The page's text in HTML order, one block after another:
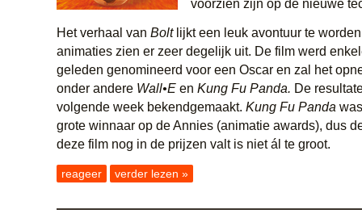
voorzien zijn op de nieuwe
Het verhaal van Boltlijkt een leuk avontuur te
animaties zien er zeer degelijk uit. De film werd
geleden genomineerd voor een Oscar en zal het
onder andere Wall•E en Kung Fu Panda. De
volgende week bekendgemaakt. Kung Fu Panda
grote winnaar op de Annies (animatie awards), dus
deze film nog in de prijzen valt is niet ál te groot.
reageer verder lezen »